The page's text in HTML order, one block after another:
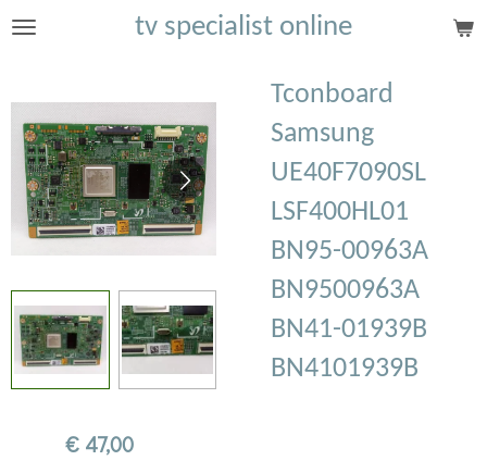
Ga
hoofdinhoud
tv specialist online
Tconboard
Samsung
UE40F7090SL
LSF400HL01
BN95-00963A
BN9500963A
BN41-01939B
BN4101939B
€ 47,00